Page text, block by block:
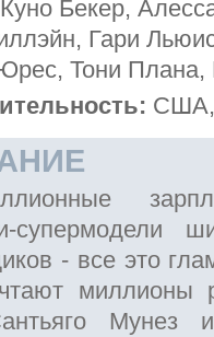
Куно Бекер,
Гари
Тони
США,
супермодели
- все это
миллионы
Мунез